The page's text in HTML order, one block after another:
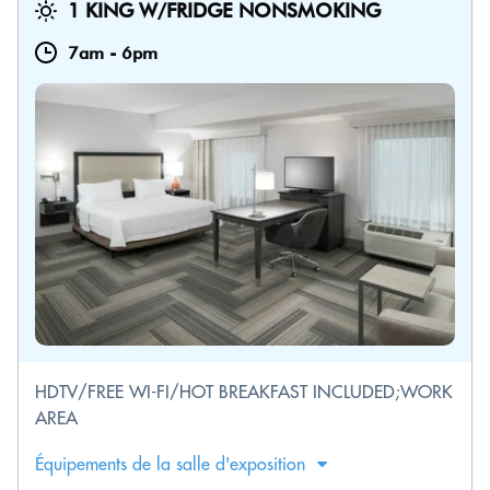
1 KING W/FRIDGE NONSMOKING
7am - 6pm
HDTV/FREE WI-FI/HOT BREAKFAST INCLUDED;WORK
AREA
Équipements de la salle d'exposition